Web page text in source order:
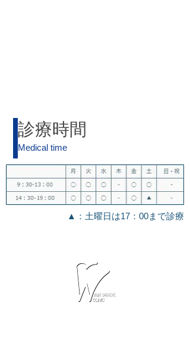
診療時間
Medical time
▲：土曜日は17：00まで診療